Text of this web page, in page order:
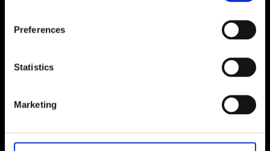
Preferences
Statistics
Marketing